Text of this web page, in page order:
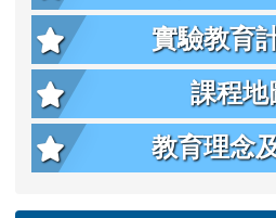
實驗教育
課程地
教育理念